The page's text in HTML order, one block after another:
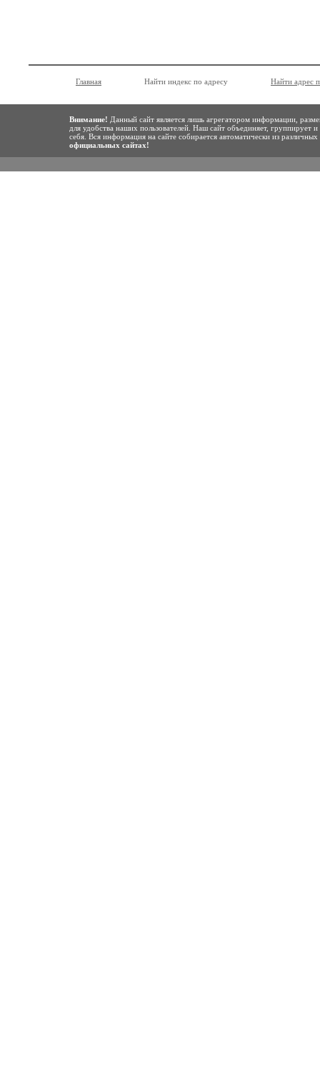
Главная Найти индекс по адресу Найти адрес
Внимание! Данный сайт является лишь агрегатором информации,
для удобства наших пользователей. Наш сайт объединяет,
себя. Вся информация на сайте собирается автоматически из
официальных сайтах!